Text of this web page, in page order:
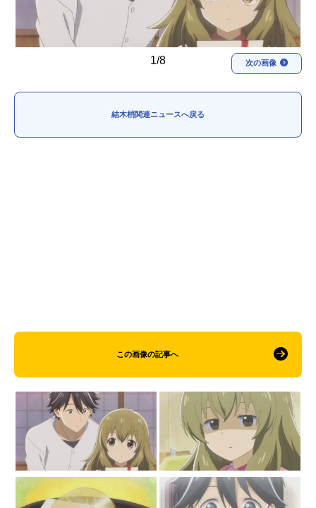
春アニメ 夏アニメ
秋アニメ 冬アニメ
FOLLOW US
1/8 次の画像
結木梢関連ニュースへ戻る
この画像の記事へ